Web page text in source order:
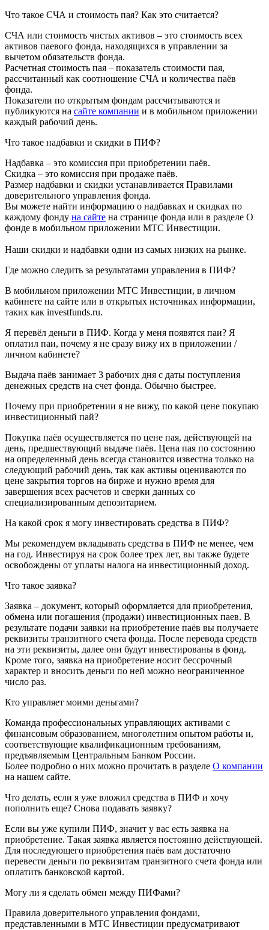
Что такое СЧА и стоимость пая? Как это считается?
СЧА или стоимость чистых активов – это стоимость всех
активов паевого фонда, находящихся в управлении за
вычетом обязательств фонда.
Расчетная стоимость пая – показатель стоимости пая,
рассчитанный как соотношение СЧА и количества паёв
фонда.
Показатели по открытым фондам рассчитываются и
публикуются на сайте компании и в мобильном приложении
каждый рабочий день.
Что такое надбавки и скидки в ПИФ?
Надбавка – это комиссия при приобретении паёв.
Скидка – это комиссия при продаже паёв.
Размер надбавки и скидки устанавливается Правилами
доверительного управления фонда.
Вы можете найти информацию о надбавках и скидках по
каждому фонду на сайте на странице фонда или в разделе О
фонде в мобильном приложении МТС Инвестиции.
Наши скидки и надбавки одни из самых низких на рынке.
Где можно следить за результатами управления в ПИФ?
В мобильном приложении МТС Инвестиции, в личном
кабинете на сайте или в открытых источниках информации,
таких как investfunds.ru.
Я перевёл деньги в ПИФ. Когда у меня появятся паи? Я
оплатил паи, почему я не сразу вижу их в приложении /
личном кабинете?
Выдача паёв занимает 3 рабочих дня с даты поступления
денежных средств на счет фонда. Обычно быстрее.
Почему при приобретении я не вижу, по какой цене покупаю
инвестиционный пай?
Покупка паёв осуществляется по цене пая, действующей на
день, предшествующий выдаче паёв. Цена пая по состоянию
на определенный день всегда становится известна только на
следующий рабочий день, так как активы оцениваются по
цене закрытия торгов на бирже и нужно время для
завершения всех расчетов и сверки данных со
специализированным депозитарием.
На какой срок я могу инвестировать средства в ПИФ?
Мы рекомендуем вкладывать средства в ПИФ не менее, чем
на год. Инвестируя на срок более трех лет, вы также будете
освобождены от уплаты налога на инвестиционный доход.
Что такое заявка?
Заявка – документ, который оформляется для приобретения,
обмена или погашения (продажи) инвестиционных паев. В
результате подачи заявки на приобретение паёв вы получаете
реквизиты транзитного счета фонда. После перевода средств
на эти реквизиты, далее они будут инвестированы в фонд.
Кроме того, заявка на приобретение носит бессрочный
характер и вносить деньги по ней можно неограниченное
число раз.
Кто управляет моими деньгами?
Команда профессиональных управляющих активами с
финансовым образованием, многолетним опытом работы и,
соответствующие квалификационным требованиям,
предъявляемым Центральным Банком России.
Более подробно о них можно прочитать в разделе О компании
на нашем сайте.
Что делать, если я уже вложил средства в ПИФ и хочу
пополнить еще? Снова подавать заявку?
Если вы уже купили ПИФ, значит у вас есть заявка на
приобретение. Такая заявка является постоянно действующей.
Для последующего приобретения паёв вам достаточно
перевести деньги по реквизитам транзитного счета фонда или
оплатить банковской картой.
Могу ли я сделать обмен между ПИФами?
Правила доверительного управления фондами,
представленными в МТС Инвестиции предусматривают